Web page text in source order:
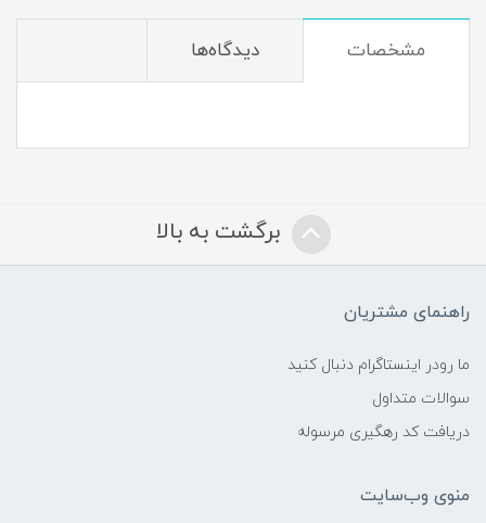
مشخصات دیدگاه‌ها
برگشت به بالا
راهنمای مشتریان
ما رودر اینستاگرام دنبال کنید
سوالات متداول
دریافت کد رهگیری مرسوله
منوی وب‌سایت